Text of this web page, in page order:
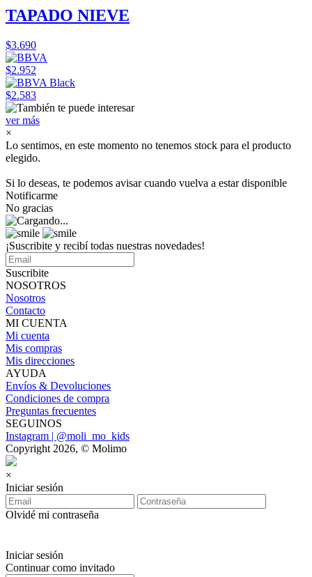
TAPADO NIEVE
$3.690
$2.952
$2.583
ver más
×
Lo sentimos, en este momento no tenemos stock para el producto
elegido.
Si lo deseas, te podemos avisar cuando vuelva a estar disponible
Notificarme
No gracias
¡Suscribite y recibí todas nuestras novedades!
Suscribite
NOSOTROS
Nosotros
Contacto
MI CUENTA
Mi cuenta
Mis compras
Mis direcciones
AYUDA
Envíos & Devoluciones
Condiciones de compra
Preguntas frecuentes
SEGUINOS
Instagram | @moli_mo_kids
Copyright 2026, © Molimo
×
Iniciar sesión
Olvidé mi contraseña
Iniciar sesión
Continuar como invitado